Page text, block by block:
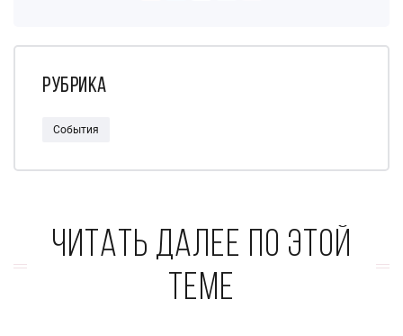
Рубрика
События
Читать далее по этой
теме